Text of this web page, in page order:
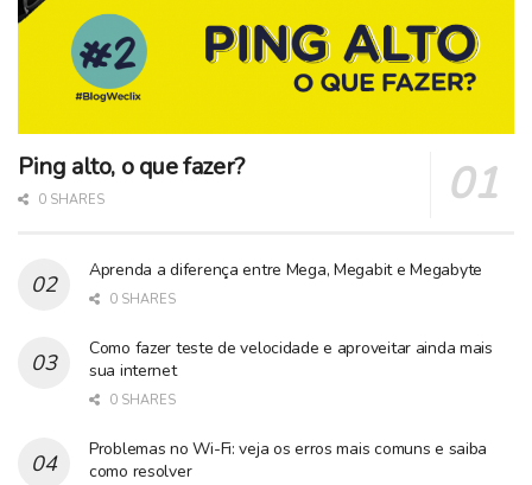
Ping alto, o que fazer?
0 SHARES
Aprenda a diferença entre Mega, Megabit e Megabyte
0 SHARES
Como fazer teste de velocidade e aproveitar ainda mais
sua internet
0 SHARES
Problemas no Wi-Fi: veja os erros mais comuns e saiba
como resolver